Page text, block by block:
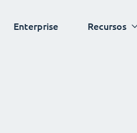
Enterprise Recursos